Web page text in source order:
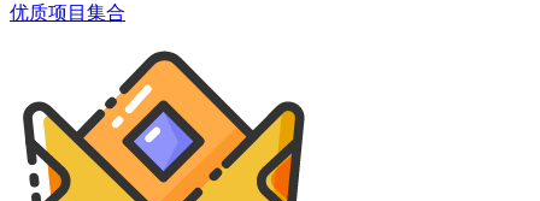
优质项目集合